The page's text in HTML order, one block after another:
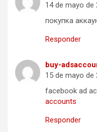
14 de mayo de
покупка
Responder
buy-
15 de mayo de
facebook ad
accounts
Responder